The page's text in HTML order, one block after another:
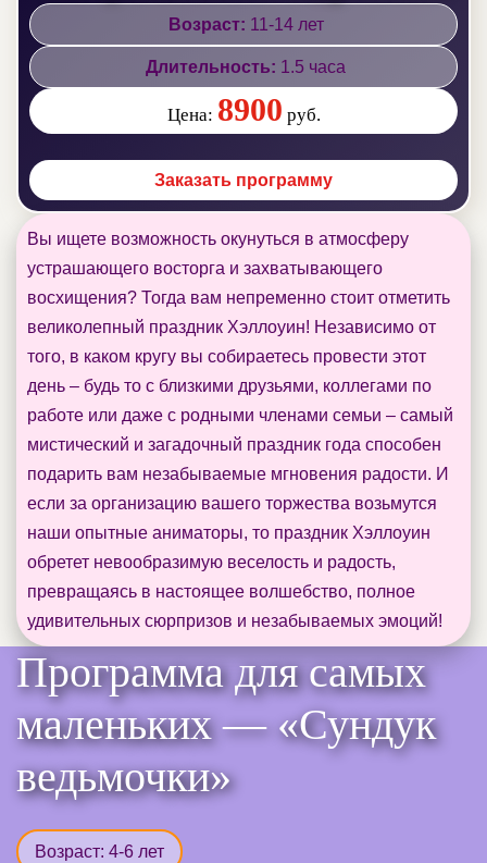
Возраст: 11-14 лет
Длительность: 1.5 часа
Цена: 8900 руб.
Заказать программу
Вы ищете возможность окунуться в атмосферу
устрашающего восторга и захватывающего
восхищения? Тогда вам непременно стоит отметить
великолепный праздник Хэллоуин! Независимо от
того, в каком кругу вы собираетесь провести этот
день – будь то с близкими друзьями, коллегами по
работе или даже с родными членами семьи – самый
мистический и загадочный праздник года способен
подарить вам незабываемые мгновения радости. И
если за организацию вашего торжества возьмутся
наши опытные аниматоры, то праздник Хэллоуин
обретет невообразимую веселость и радость,
превращаясь в настоящее волшебство, полное
удивительных сюрпризов и незабываемых эмоций!
Программа для самых
маленьких — «Сундук
ведьмочки»
Возраст: 4-6 лет